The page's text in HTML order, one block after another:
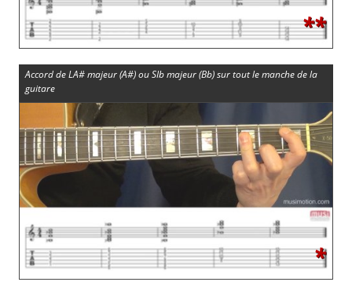
**
Accord de LA# majeur (A#) ou SIb majeur (Bb) sur tout le manche de la
guitare
*